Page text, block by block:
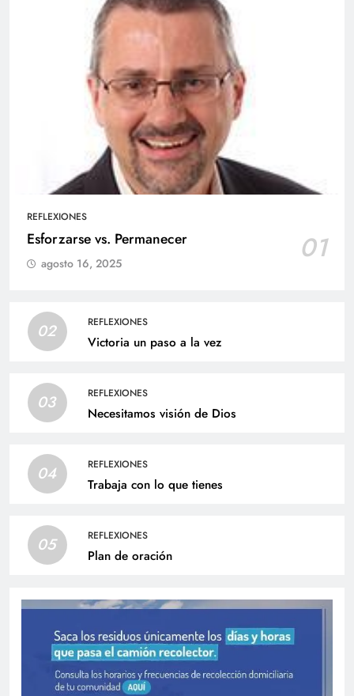
REFLEXIONES
Esforzarse vs. Permanecer 01
agosto 16, 2025
02 REFLEXIONES
Victoria un paso a la vez
03 REFLEXIONES
Necesitamos visión de Dios
04 REFLEXIONES
Trabaja con lo que tienes
05 REFLEXIONES
Plan de oración